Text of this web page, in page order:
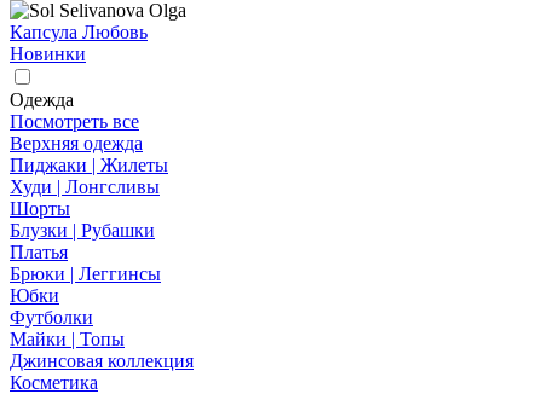
Капсула Любовь
Новинки
Одежда
Посмотреть все
Верхняя одежда
Пиджаки | Жилеты
Худи | Лонгсливы
Шорты
Блузки | Рубашки
Платья
Брюки | Леггинсы
Юбки
Футболки
Майки | Топы
Джинсовая коллекция
Косметика